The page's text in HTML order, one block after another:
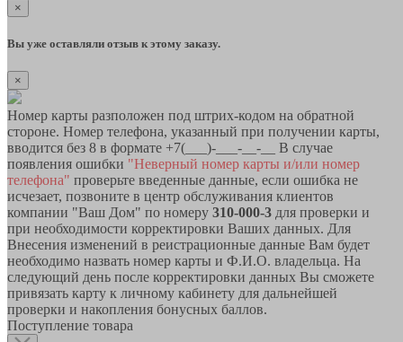
×
Вы уже оставляли отзыв к этому заказу.
×
Номер карты разположен под штрих-кодом на обратной
стороне. Номер телефона, указанный при получении карты,
вводится без 8 в формате +7(___)-___-__-__ В случае
появления ошибки "Неверный номер карты и/или номер
телефона" проверьте введенные данные, если ошибка не
исчезает, позвоните в центр обслуживания клиентов
компании "Ваш Дом" по номеру 310-000-3 для проверки и
при необходимости корректировки Ваших данных. Для
Внесения изменений в реистрационные данные Вам будет
необходимо назвать номер карты и Ф.И.О. владельца. На
следующий день после корректировки данных Вы сможете
привязать карту к личному кабинету для дальнейшей
проверки и накопления бонусных баллов.
Поступление товара